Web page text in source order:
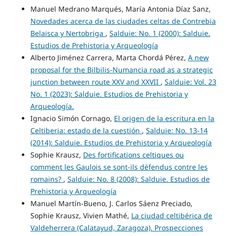
Manuel Medrano Marqués, María Antonia Díaz Sanz,
Novedades acerca de las ciudades celtas de Contrebia
Belaisca y Nertobriga , Salduie: No. 1 (2000): Salduie.
Estudios de Prehistoria y Arqueología
Alberto Jiménez Carrera, Marta Chordá Pérez, A new
proposal for the Bilbilis-Numancia road as a strategic
junction between route XXV and XXVII , Salduie: Vol. 23
No. 1 (2023): Salduie. Estudios de Prehistoria y
Arqueología.
Ignacio Simón Cornago, El origen de la escritura en la
Celtiberia: estado de la cuestión , Salduie: No. 13-14
(2014): Salduie. Estudios de Prehistoria y Arqueología
Sophie Krausz, Des fortifications celtiques ou
comment les Gaulois se sont-ils défendus contre les
romains? , Salduie: No. 8 (2008): Salduie. Estudios de
Prehistoria y Arqueología
Manuel Martín-Bueno, J. Carlos Sáenz Preciado,
Sophie Krausz, Vivien Mathé, La ciudad celtibérica de
Valdeherrera (Calatayud, Zaragoza). Prospecciones